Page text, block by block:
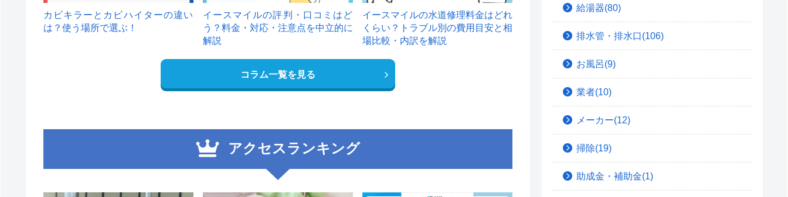
カビキラーとカビハイターの違い
は？使う場所で選ぶ！
イースマイルの評判・口コミはど
う？料金・対応・注意点を中立的に
解説
イースマイルの水道修理料金はどれ
くらい？トラブル別の費用目安と相
場比較・内訳を解説
コラム一覧を見る
アクセスランキング
給湯器(80)
排水管・排水口(106)
お風呂(9)
業者(10)
メーカー(12)
掃除(19)
助成金・補助金(1)